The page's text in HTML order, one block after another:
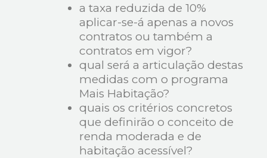
a taxa reduzida de 10%
aplicar-se-á apenas a novos
contratos ou também a
contratos em vigor?
qual será a articulação destas
medidas com o programa
Mais Habitação?
quais os critérios concretos
que definirão o conceito de
renda moderada e de
habitação acessível?